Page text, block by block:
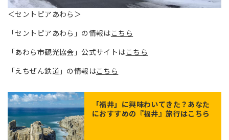
＜セントピアあわら＞
「セントピアあわら」の情報はこちら
「あわら市観光協会」公式サイトはこちら
「えちぜん鉄道」の情報はこちら
「福井」に興味わいてきた？あなた
におすすめの『福井』旅行はこちら